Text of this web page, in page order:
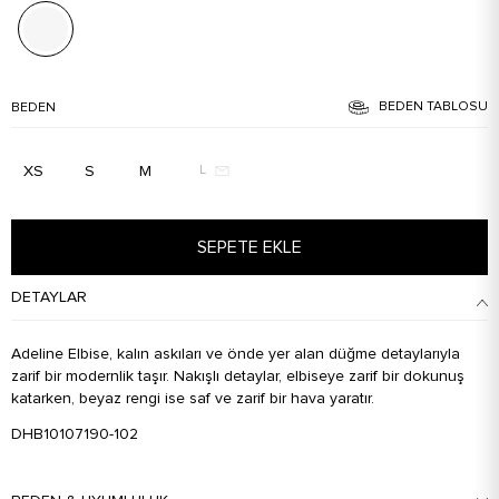
BEDEN BEDEN TABLOSU
XS S M L
SEPETE EKLE
DETAYLAR
Adeline Elbise, kalın askıları ve önde yer alan düğme detaylarıyla
zarif bir modernlik taşır. Nakışlı detaylar, elbiseye zarif bir dokunuş
katarken, beyaz rengi ise saf ve zarif bir hava yaratır.
DHB10107190-102